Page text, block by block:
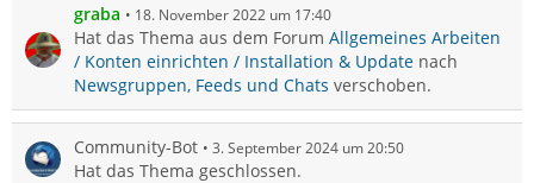
graba 18. November 2022 um 17:40
Hat das Thema aus dem Forum Allgemeines Arbeiten
/ Konten einrichten / Installation & Update nach
Newsgruppen, Feeds und Chats verschoben.
Community-Bot 3. September 2024 um 20:50
Hat das Thema geschlossen.